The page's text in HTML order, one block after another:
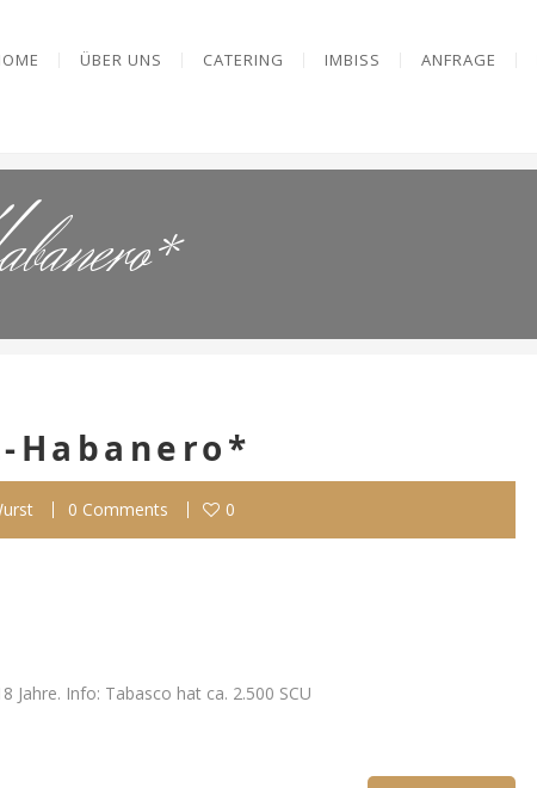
ÜBER UNS CATERING IMBISS ANFRAGE
Habanero*
0 Comments 0
Jahre. Info: Tabasco hat ca. 2.500 SCU